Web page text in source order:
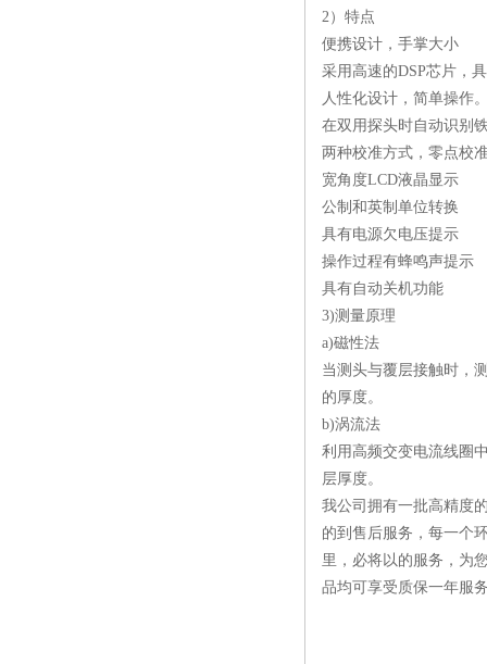
2）特点
便携设计，手掌大小
采用高速的DSP芯片，
人性化设计，简单操作
在双用探头时自动识别
两种校准方式，零点校
宽角度LCD液晶显示
公制和英制单位转换
具有电源欠电压提示
操作过程有蜂鸣声提示
具有自动关机功能
3)测量原理
a)磁性法
当测头与覆层接触时，
的厚度。
b)涡流法
利用高频交变电流线圈
层厚度。
我公司拥有一批高精度
的到售后服务，每一个
里，必将以的服务，为
品均可享受质保一年服